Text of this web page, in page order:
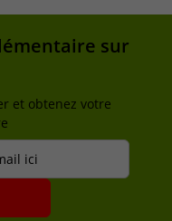
sur
et obtenez votre
ici